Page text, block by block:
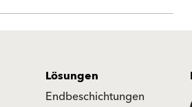
Lösungen
Endbeschichtungen